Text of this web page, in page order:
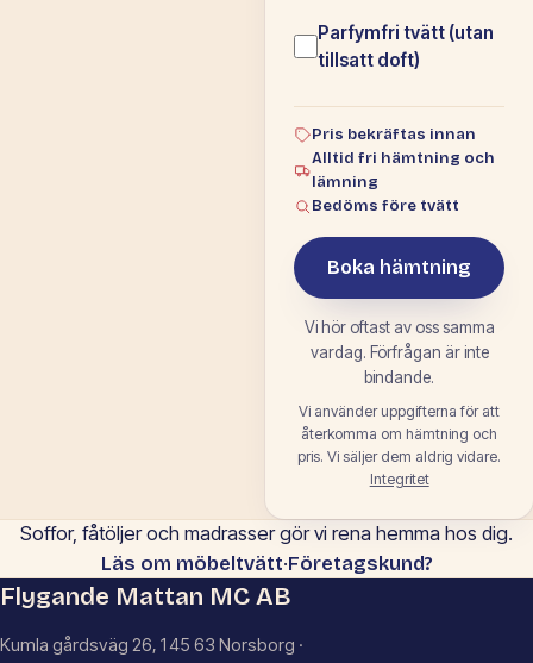
Parfymfri tvätt (utan
tillsatt doft)
Pris bekräftas innan
Alltid fri hämtning och
lämning
Bedöms före tvätt
Boka hämtning
Vi hör oftast av oss samma
vardag. Förfrågan är inte
bindande.
Vi använder uppgifterna för att
återkomma om hämtning och
pris. Vi säljer dem aldrig vidare.
Integritet
Soffor, fåtöljer och madrasser gör vi rena hemma hos dig.
Läs om möbeltvätt·Företagskund?
Flygande Mattan MC AB
Kumla gårdsväg 26, 145 63 Norsborg ·